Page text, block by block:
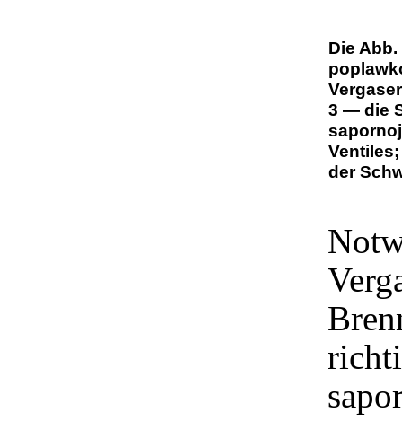
Die
3 — die
der